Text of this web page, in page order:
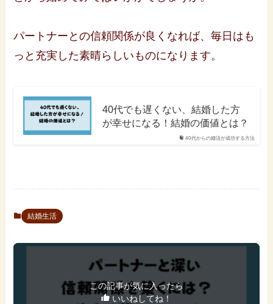
パートナーとの信頼関係が良くなれば、毎日はも
っと充実した素晴らしいものになります。
40代からの婚活が成功する方法
40代でも遅くない、結婚した方
が幸せになる！結婚の価値とは？
結婚生活
この記事が気に入ったら
いいねしてね！